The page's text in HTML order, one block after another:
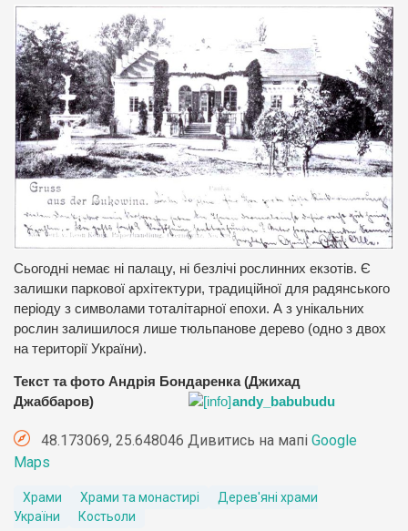
Сьогодні немає ні палацу, ні безлічі рослинних екзотів. Є
залишки паркової архітектури, традиційної для радянського
періоду з символами тоталітарної епохи. А з унікальних
рослин залишилося лише тюльпанове дерево (одно з двох
на території України).
Текст та фото Андрія Бондаренка (Джихад
Джаббаров)
andy_babubudu
48.173069, 25.648046 Дивитись на мапі Google
Maps
Храми Храми та монастирі
Дерев'яні храми
України
Костьоли